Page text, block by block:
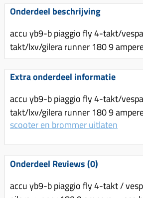
Spruitstuk (delen)
Uitlaten compleet
Uitlaat (delen)
Uitlaat bocht
Waterpomp (delen)
V-snaren
Variorolsets
Pulley
Variokit
Rem (delen)
Remhevels
Remsegmenten
Remklauw (delen)
Remschijven
Voorrem kabel
Voorvork
Zadel
Standaard
Regenkleding
Vespa accessoires
Voordragers
Windschermen
Accessoires overig
Zadel
Gereedschap
Speednut
Onderdeel beschrijving
accu yb9-b piaggio fly 4-takt/
takt/lxv/gilera runner 180 9
Extra onderdeel informatie
accu yb9-b piaggio fly 4-takt/
takt/lxv/gilera runner 180 9
scooter en brommer uitlaten
Onderdeel Reviews (0)
accu yb9-b piaggio fly 4-takt /